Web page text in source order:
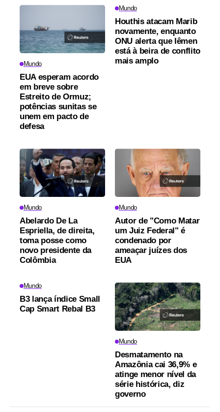
Mundo
EUA esperam acordo
em breve sobre
Estreito de Ormuz;
potências sunitas se
unem em pacto de
defesa
Mundo
Houthis atacam Marib
novamente, enquanto
ONU alerta que Iêmen
está à beira de conflito
mais amplo
Mundo
Abelardo De La
Espriella, de direita,
toma posse como
novo presidente da
Colômbia
Mundo
Autor de "Como Matar
um Juiz Federal" é
condenado por
ameaçar juízes dos
EUA
Mundo
B3 lança índice Small
Cap Smart Rebal B3
Mundo
Desmatamento na
Amazônia cai 36,9% e
atinge menor nível da
série histórica, diz
governo